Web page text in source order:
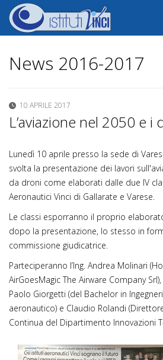
News 2016-2017
10 APRILE 2017
L’aviazione nel 2050 e i
Lunedì 10 aprile presso la sede di
svolta la presentazione dei lavori
da droni come elaborati dalle due IV
Aeronautici Vinci di Gallarate e Varese.
Le classi esporranno il proprio
dopo la presentazione, lo stesso in
commissione giudicatrice.
Parteciperanno l’Ing. Andrea Molinari
AirGoesMagic The Airware Company
Paolo Giorgetti (del Bachelor in
aeronautico) e Claudio Rolandi
Continua del Dipartimento Innovazioni